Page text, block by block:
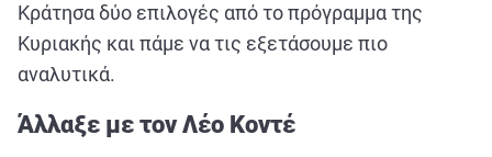
ΑΘΛΗΤΙΚΕΣ ΜΕΤΑΔΟΣΕΙΣ
Κράτησα δύο επιλογές από το πρόγραμμα της
Κυριακής και πάμε να τις εξετάσουμε πιο
αναλυτικά.
Άλλαξε με τον Λέο Κοντέ